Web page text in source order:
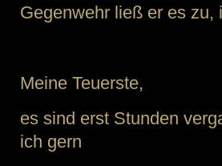
Gegenwehr ließ er es
Meine Teuerste,
es sind erst Stunden
ich gern